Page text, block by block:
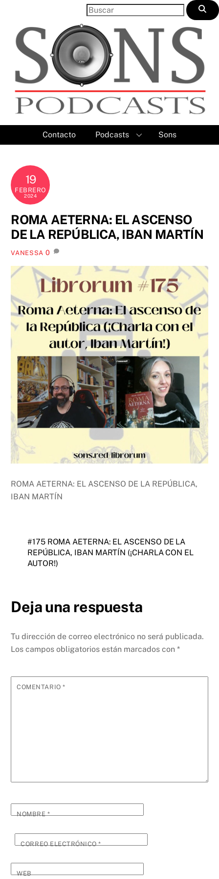
content
Contacto Podcasts Sons
19
FEBRERO
2024
ROMA AETERNA: EL ASCENSO
DE LA REPÚBLICA, IBAN MARTÍN
VANESSA 0
ROMA AETERNA: EL ASCENSO DE LA REPÚBLICA,
IBAN MARTÍN
#175 ROMA AETERNA: EL ASCENSO DE LA
REPÚBLICA, IBAN MARTÍN (¡CHARLA CON EL
AUTOR!)
Deja una respuesta
Tu dirección de correo electrónico no será publicada.
Los campos obligatorios están marcados con*
COMENTARIO*
NOMBRE*
CORREO ELECTRÓNICO*
WEB